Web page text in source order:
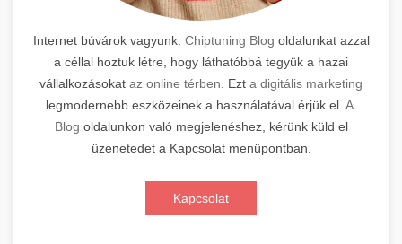
Internet búvárok vagyunk. Chiptuning Blog oldalunkat azzal
a céllal hoztuk létre, hogy láthatóbbá tegyük a hazai
vállalkozásokat az online térben . Ezt a digitális marketing
legmodernebb eszközeinek a használatával érjük el. A
Blog oldalunkon való megjelenéshez, kérünk küld el
üzenetedet a Kapcsolat menüpontban.
Kapcsolat